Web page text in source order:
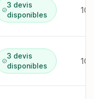
3 devis
disponibles
3 devis
disponibles